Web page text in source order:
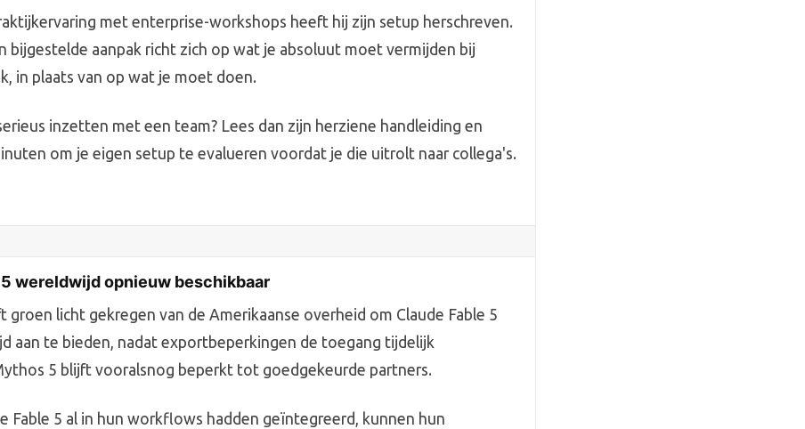
met enterprise-workshops heeft hij zijn setup herschreven.
bijgestelde aanpak richt zich op wat je absoluut moet vermijden bij
in plaats van op wat je moet doen.
inzetten met een team? Lees dan zijn herziene handleiding en
om je eigen setup te evalueren voordat je die uitrolt naar collega's.
wereldwijd opnieuw beschikbaar
groen licht gekregen van de Amerikaanse overheid om Claude Fable 5
aan te bieden, nadat exportbeperkingen de toegang tijdelijk
5 blijft vooralsnog beperkt tot goedgekeurde partners.
Fable 5 al in hun workflows hadden geïntegreerd, kunnen hun